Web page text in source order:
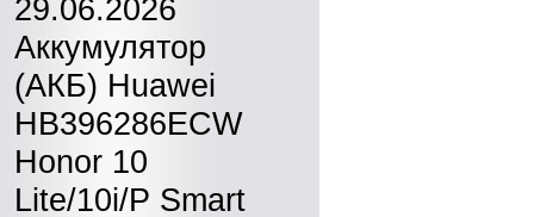
29.06.2026
Аккумулятор
(АКБ) Huawei
HB396286ECW
Honor 10
Lite/10i/P Smart